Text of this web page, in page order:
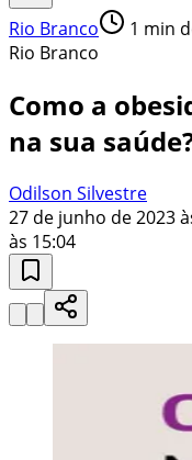
Rio Branco 1 min
Rio Branco
Como a
na sua
Odilson Silvestre
27 de junho de 2023
às 15:04